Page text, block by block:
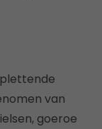
van
goeroe